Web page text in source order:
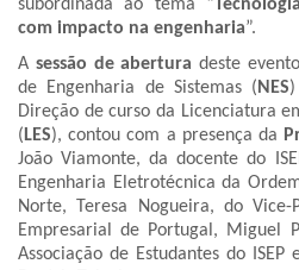
subordinada ao tema “
com impacto na engenharia”.
A sessão de abertura deste
de Engenharia de Sistemas (NES
Direção de curso da Licenciatura
( LES), contou com a presença da
João Viamonte, da docente do
Engenharia Eletrotécnica da
Norte, Teresa Nogueira, do Vice-
Empresarial de Portugal, Miguel
Associação de Estudantes do ISEP